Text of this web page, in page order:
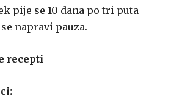
pije se 10 dana po tri puta
napravi pauza.
recepti